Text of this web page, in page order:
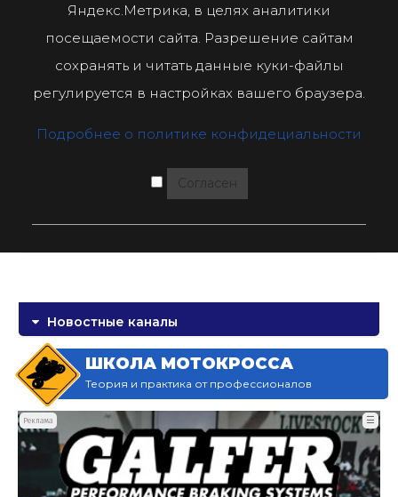
Яндекс.Метрика, в целях аналитики
посещаемости сайта. Разрешение сайтам
сохранять и читать данные куки-файлы
регулируется в настройках вашего браузера.
Подробнее о политике конфидециальности
Согласен
Новостные каналы
ШКОЛА МОТОКРОССА
Теория и практика от профессионалов
Реклама ☰